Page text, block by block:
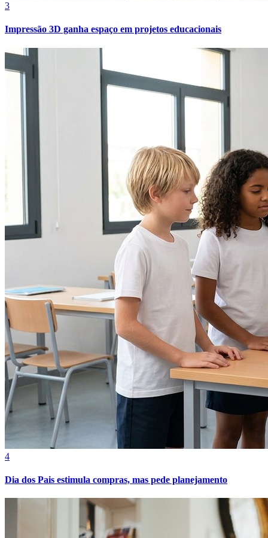
Bahia
Fortaleza
3
Impressão 3D ganha espaço em projetos educacionais
4
Dia dos Pais estimula compras, mas pede planejamento